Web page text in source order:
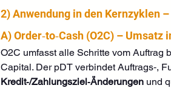
2) Anwendung in den Kernzyklen –
A) Order‑to‑Cash (O2C) – Umsatz
O2C umfasst alle Schritte vom Auftrag
Capital. Der pDT verbindet Auftrags‑,
Kredit‑/Zahlungsziel‑Änderungen und